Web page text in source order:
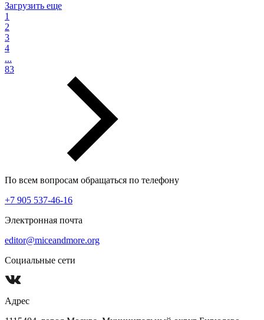
Загрузить еще
1
2
3
4
...
83
По всем вопросам обращаться по телефону
+7 905 537-46-16
Электронная почта
editor@miceandmore.org
Социальные сети
Адрес